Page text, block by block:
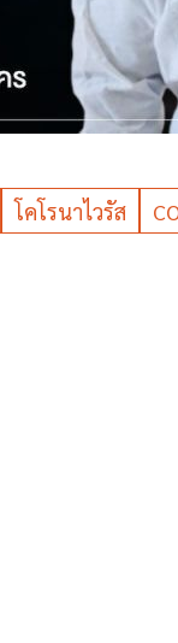
โคโรนาไวรัส